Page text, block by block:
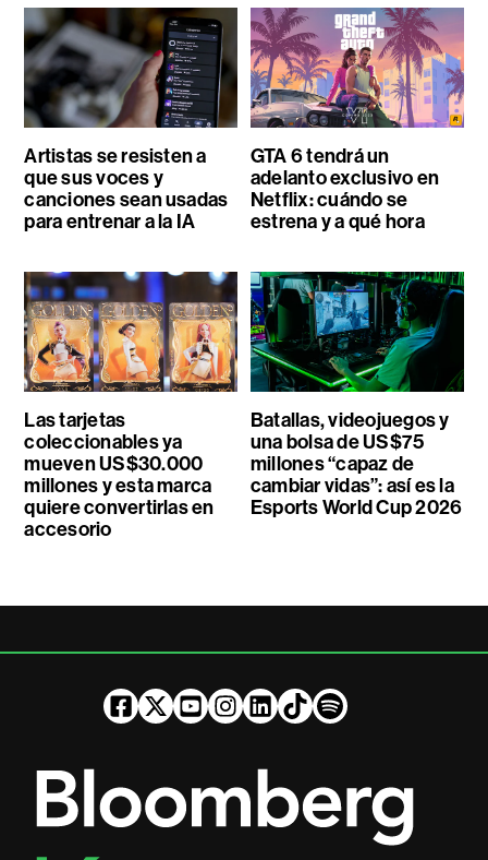
Artistas se resisten a
que sus voces y
canciones sean usadas
para entrenar a la IA
GTA 6 tendrá un
adelanto exclusivo en
Netflix: cuándo se
estrena y a qué hora
Las tarjetas
coleccionables ya
mueven US$30.000
millones y esta marca
quiere convertirlas en
accesorio
Batallas, videojuegos y
una bolsa de US$75
millones “capaz de
cambiar vidas”: así es la
Esports World Cup 2026